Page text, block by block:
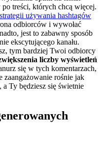
treści, których chcą więcej.
używania hashtagów
odbiorców i wywołać
jest to zabawny sposób
ekscytującego kanału.
tym bardziej Twoi odbiorcy
liczby wyświetleń
się w tych komentarzach,
rośnie jak
Ty będziesz się świetnie